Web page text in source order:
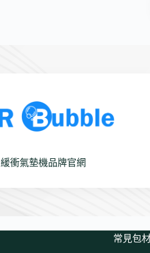
緩衝氣墊機品牌官網
常見包